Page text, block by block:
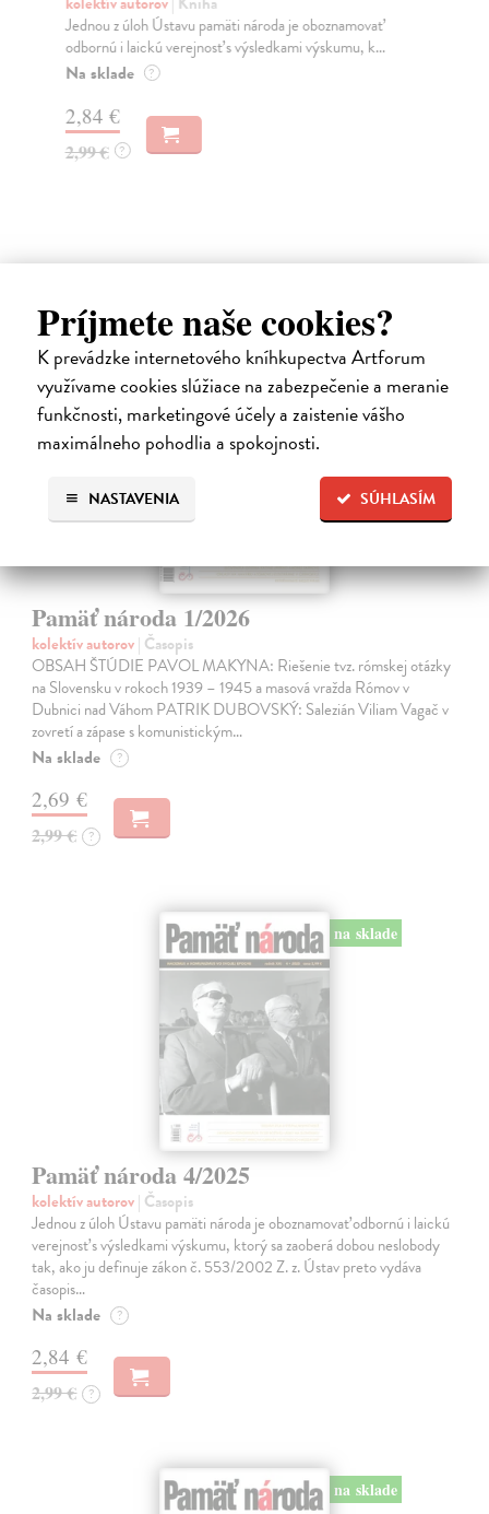
Príjmete naše cookies?
K prevádzke internetového kníhkupectva Artforum
využívame cookies slúžiace na zabezpečenie a meranie
funkčnosti, marketingové účely a zaistenie vášho
maximálneho pohodlia a spokojnosti.
SÚHLASÍM
NASTAVENIA
Jednou z úloh Ústavu pamäti národa je oboznamovať
odbornú i laickú verejnosť s výsledkami výskumu, k...
Na sklade ?
2,84 €
2,99 € ?
na sklade
novinka
Pamäť národa 1/2026
kolektív autorov| Časopis
OBSAH ŠTÚDIE PAVOL MAKYNA: Riešenie tvz. rómskej otázky
na Slovensku v rokoch 1939 – 1945 a masová vražda Rómov v
Dubnici nad Váhom PATRIK DUBOVSKÝ: Salezián Viliam Vagač v
zovretí a zápase s komunistickým…
Na sklade ?
2,69 €
2,99 € ?
na sklade
Pamäť národa 4/2025
kolektív autorov| Časopis
Jednou z úloh Ústavu pamäti národa je oboznamovať odbornú i laickú
verejnosť s výsledkami výskumu, ktorý sa zaoberá dobou neslobody
tak, ako ju definuje zákon č. 553/2002 Z. z. Ústav preto vydáva
časopis…
Na sklade ?
2,84 €
2,99 € ?
na sklade